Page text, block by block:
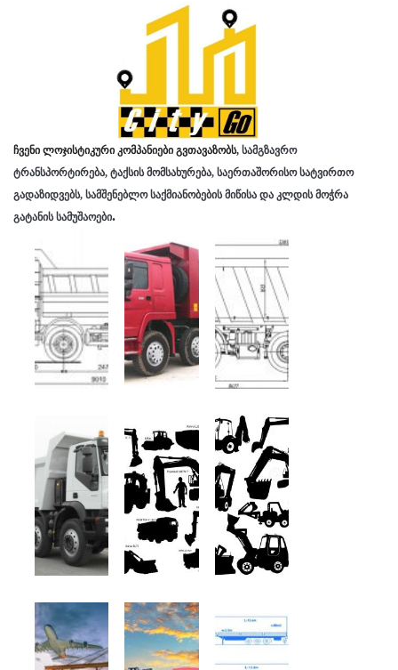
ჩვენი ლოჯისტიკური კომპანიები გვთავაზობს, სამგზავრო
ტრანსპორტირება, ტაქსის მომსახურება, საერთაშორისო სატვირთო
გადაზიდვებს, სამშენებლო საქმიანობების მიწისა და კლდის მოჭრა
გატანის სამუშაოები.